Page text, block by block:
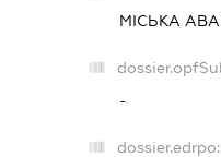
МІСЬКА
-
dossier.edrpo: